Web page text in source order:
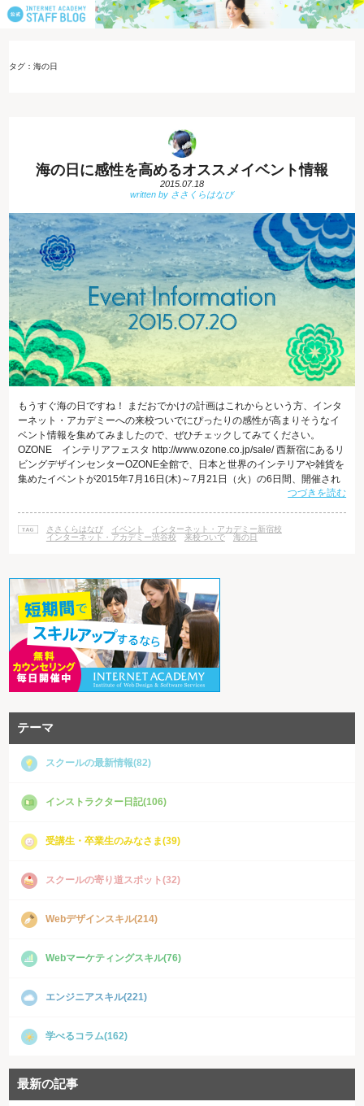
タグ：海の日
海の日に感性を高めるオススメイベント情報
2015.07.18
もうすぐ海の日ですね！ まだおでかけの計画はこれからという方、インタ
ーネット・アカデミーへの来校ついでにぴったりの感性が高まりそうなイ
ベント情報を集めてみましたので、ぜひチェックしてみてください。
OZONE インテリアフェスタ http://www.ozone.co.jp/sale/ 西新宿にあるリ
ビングデザインセンターOZONE全館で、日本と世界のインテリアや雑貨を
集めたイベントが2015年7月16日(木)～7月21日（火）の6日間、開催され
ます。 ここでしか手に入らない商品が集まる上、ワークショップやセミナ
ができるはず。 このフェスタのためのWebサイトも、パララックス効果を
活用したとっても可愛くてトレンド感満載のデザ
つづきを読む
ささくらはなび イベント
インターネット・アカデミー新宿校
インターネット・アカデミー渋谷校
来校ついで 海の日
テーマ
スクールの最新情報(82)
インストラクター日記(106)
受講生・卒業生のみなさま(39)
スクールの寄り道スポット(32)
Webデザインスキル(214)
Webマーケティングスキル(76)
エンジニアスキル(221)
学べるコラム(162)
最新の記事